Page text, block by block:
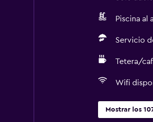
Piscina al
Servicio
Tetera/
Wifi
Mostrar los